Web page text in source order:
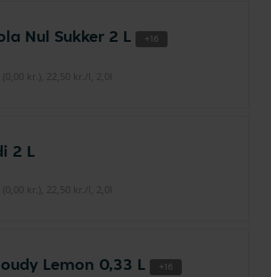
Nul Sukker 2 L +16
kr.), 22,50 kr./l, 2,0l
2 L
kr.), 22,50 kr./l, 2,0l
Lemon 0,33 L +16